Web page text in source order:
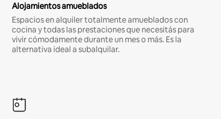
Alojamientos amueblados
Espacios en alquiler totalmente amueblados con
cocina y todas las prestaciones que necesitás para
vivir cómodamente durante un mes o más. Es la
alternativa ideal a subalquilar.